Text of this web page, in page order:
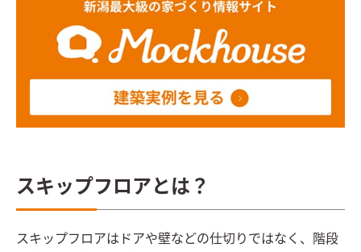
スキップフロアとは？
スキップフロアはドアや壁などの仕切りではなく、階段